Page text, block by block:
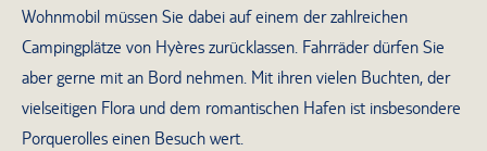
Wohnmobil müssen Sie dabei auf einem der zahlreichen
Campingplätze von Hyères zurücklassen. Fahrräder dürfen Sie
aber gerne mit an Bord nehmen. Mit ihren vielen Buchten, der
vielseitigen Flora und dem romantischen Hafen ist insbesondere
Porquerolles einen Besuch wert.